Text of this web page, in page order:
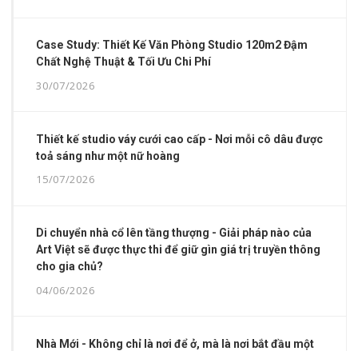
Case Study: Thiết Kế Văn Phòng Studio 120m2 Đậm
Chất Nghệ Thuật & Tối Ưu Chi Phí
30/07/2026
Thiết kế studio váy cưới cao cấp - Nơi mỗi cô dâu được
toả sáng như một nữ hoàng
15/07/2026
Di chuyển nhà cổ lên tầng thượng - Giải pháp nào của
Art Việt sẽ được thực thi để giữ gìn giá trị truyền thông
cho gia chủ?
04/06/2026
Nhà Mới - Không chỉ là nơi để ở, mà là nơi bắt đầu một